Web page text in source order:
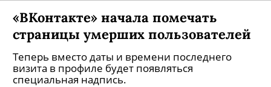
«ВКонтакте» начала помечать
страницы умерших пользователей
Теперь вместо даты и времени последнего
визита в профиле будет появляться
специальная надпись.